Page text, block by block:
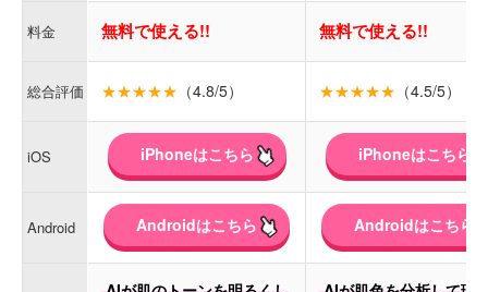
料金 無料で使える!! 無料で使える!!
総合評価 ★★★★★ （4.8/5） ★★★★★ （4.5/5）
iOS iPhoneはこちら iPhoneはこちら
Android Androidはこちら Androidはこちら